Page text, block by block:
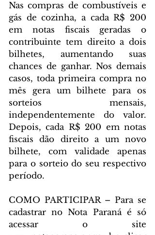
Nas compras de combustíveis e
gás de cozinha, a cada R$ 200
em notas fiscais geradas o
contribuinte tem direito a dois
bilhetes, aumentando suas
chances de ganhar. Nos demais
casos, toda primeira compra no
mês gera um bilhete para os
sorteios mensais,
independentemente do valor.
Depois, cada R$ 200 em notas
fiscais dão direito a um novo
bilhete, com validade apenas
para o sorteio do seu respectivo
período.
COMO PARTICIPAR – Para se
cadastrar no Nota Paraná é só
acessar o site